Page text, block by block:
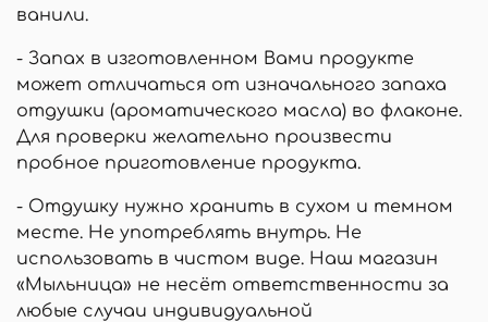
ванили.
- Запах в изготовленном Вами продукте
может отличаться от изначального запаха
отдушки (ароматического масла) во флаконе.
Для проверки желательно произвести
пробное приготовление продукта.
- Отдушку нужно хранить в сухом и темном
месте. Не употреблять внутрь. Не
использовать в чистом виде. Наш магазин
«Мыльница» не несёт ответственности за
любые случаи индивидуальной